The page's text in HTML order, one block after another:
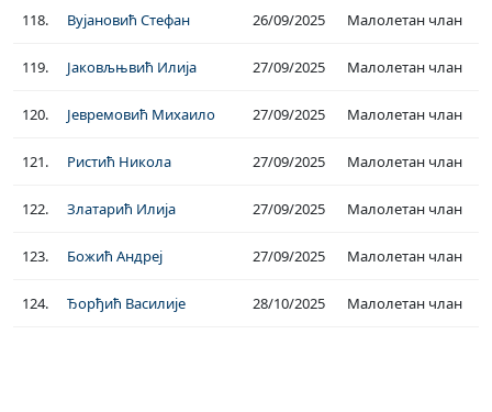
118. Вујановић Стефан 26/09/2025 Малолетан члан
119. Јаковљњвић Илија 27/09/2025 Малолетан члан
120. Јевремовић Михаило 27/09/2025 Малолетан члан
121. Ристић Никола 27/09/2025 Малолетан члан
122. Златарић Илија 27/09/2025 Малолетан члан
123. Божић Андреј 27/09/2025 Малолетан члан
124. Ђорђић Василије 28/10/2025 Малолетан члан